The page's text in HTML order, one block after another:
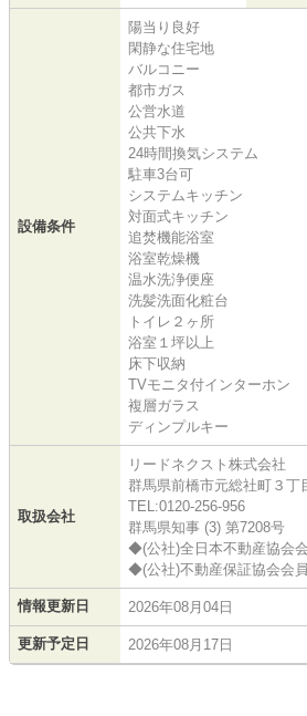
設備条件
陽当り良好
閑静な住宅地
バルコニー
都市ガス
公営水道
公共下水
24時間換気システム
駐車3台可
システムキッチン
対面式キッチン
追焚機能浴室
浴室乾燥機
温水洗浄便座
洗髪洗面化粧台
トイレ２ヶ所
浴室１坪以上
床下収納
TVモニタ付インターホン
複層ガラス
ディンプルキー
取扱会社
リードネクスト株式会社
群馬県前橋市元総社町３丁
TEL:0120-256-956
群馬県知事 (3) 第7208号
◆(公社)全日本不動産協会
◆(公社)不動産保証協会会員
情報更新日 2026年08月04日
更新予定日 2026年08月17日